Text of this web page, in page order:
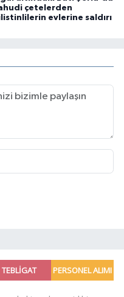
çetelerden
evlerine saldırı